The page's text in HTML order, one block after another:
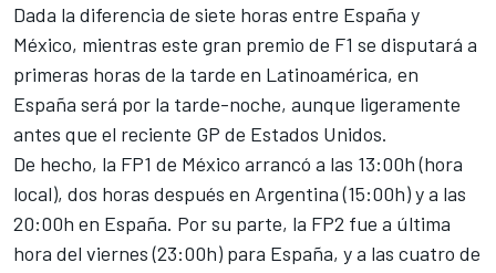
Dada la diferencia de siete horas entre España y
México, mientras este gran premio de F1 se disputará a
primeras horas de la tarde en Latinoamérica, en
España será por la tarde-noche, aunque ligeramente
antes que el reciente GP de Estados Unidos.
De hecho, la FP1 de México arrancó a las 13:00h (hora
local), dos horas después en Argentina (15:00h) y a las
20:00h en España. Por su parte, la FP2 fue a última
hora del viernes (23:00h) para España, y a las cuatro de